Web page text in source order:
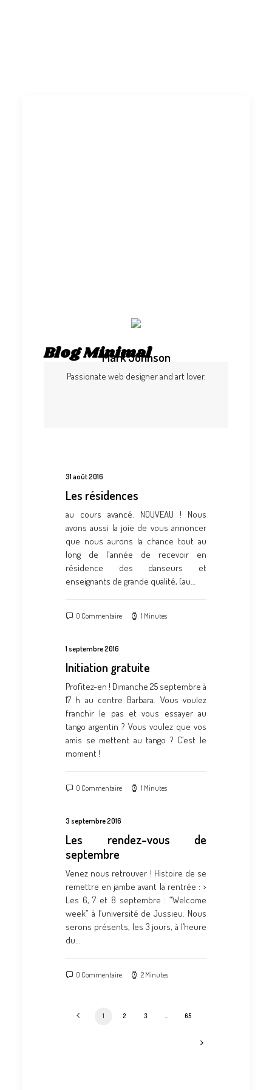
Blog Minimal
Mark Johnson
Passionate web designer and art lover.
31 août 2016
Les résidences
au cours avancé. NOUVEAU ! Nous
avons aussi la joie de vous annoncer
que nous aurons la chance tout au
long de l'année de recevoir en
résidence des danseurs et
enseignants de grande qualité, (au…
0 Commentaire 1 Minutes
1 septembre 2016
Initiation gratuite
Profitez-en ! Dimanche 25 septembre à
17 h au centre Barbara. Vous voulez
franchir le pas et vous essayer au
tango argentin ? Vous voulez que vos
amis se mettent au tango ? C’est le
moment !
0 Commentaire 1 Minutes
3 septembre 2016
Les rendez-vous de
septembre
Venez nous retrouver ! Histoire de se
remettre en jambe avant la rentrée : >
Les 6, 7 et 8 septembre : “Welcome
week” à l’université de Jussieu. Nous
serons présents, les 3 jours, à l’heure
du…
0 Commentaire 2 Minutes
1 2 3 65